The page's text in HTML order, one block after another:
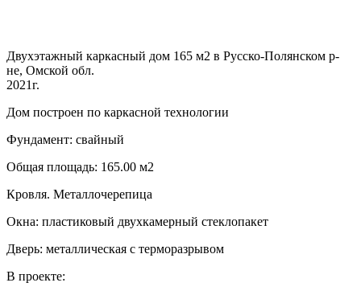
Двухэтажный каркасный дом 165 м2 в Русско-Полянском р-
не, Омской обл.
2021г.
Дом построен по каркасной технологии
Фундамент: свайный
Общая площадь: 165.00 м2
Кровля. Металлочерепица
Окна: пластиковый двухкамерный стеклопакет
Дверь: металлическая с терморазрывом
В проекте: